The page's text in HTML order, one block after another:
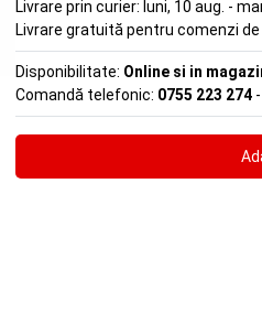
Livrare prin curier: luni, 10 aug. -
Livrare gratuită pentru comenzi
Disponibilitate: Online si in
Comandă telefonic: 0755 223 274